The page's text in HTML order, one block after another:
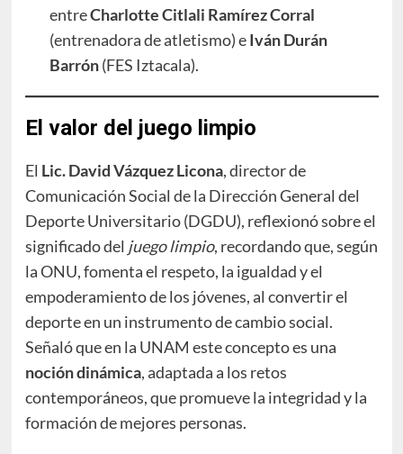
entreCharlotte Citlali Ramírez Corral
(entrenadora de atletismo) eIván Durán
Barrón(FES Iztacala).
El valor del juego limpio
El Lic. David Vázquez Licona, director de
Comunicación Social de la Dirección General del
Deporte Universitario (DGDU), reflexionó sobre el
significado del juego limpio, recordando que, según
la ONU, fomenta el respeto, la igualdad y el
empoderamiento de los jóvenes, al convertir el
deporte en un instrumento de cambio social.
Señaló que en la UNAM este concepto es una
noción dinámica, adaptada a los retos
contemporáneos, que promueve la integridad y la
formación de mejores personas.